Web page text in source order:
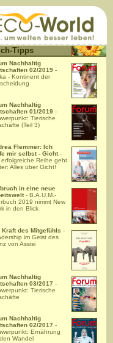
Tipps
Nachhaltig
02/2019 -
- Kontinent der
Nachhaltig
01/2019 -
Tierische
(Teil 3)
Flemmer: Ich
mir selbst - Gicht -
erfolgreiche Reihe geht
Alles über Gicht!
in eine neue
- B.A.U.M.-
2019 nimmt New
in den Blick
Kraft des Mitgefühls -
im Geist des
von Assisi
Nachhaltig
03/2017 -
Tierische
Nachhaltig
02/2017 -
Ernährung
Wandel